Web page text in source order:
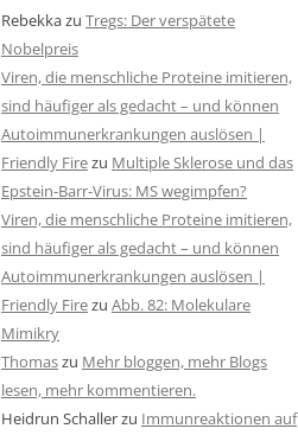
Rebekkazu Tregs: Der verspätete
Nobelpreis
Viren, die menschliche Proteine imitieren,
sind häufiger als gedacht – und können
Autoimmunerkrankungen auslösen |
Friendly Firezu Multiple Sklerose und das
Epstein-Barr-Virus: MS wegimpfen?
Viren, die menschliche Proteine imitieren,
sind häufiger als gedacht – und können
Autoimmunerkrankungen auslösen |
Friendly Firezu Abb. 82: Molekulare
Mimikry
Thomaszu Mehr bloggen, mehr Blogs
lesen, mehr kommentieren.
Heidrun Schallerzu Immunreaktionen auf